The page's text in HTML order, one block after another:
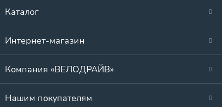
Каталог
Интернет-магазин
Компания «ВЕЛОДРАЙВ»
Нашим покупателям